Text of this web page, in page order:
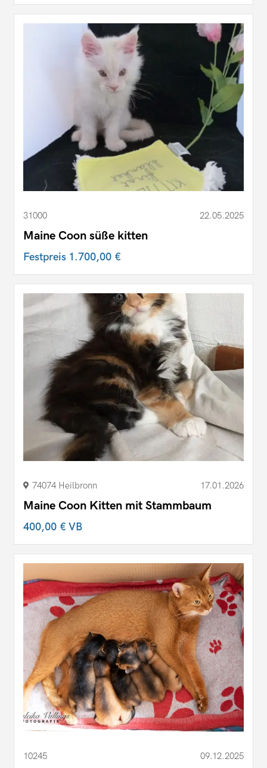
31000 22.05.2025
Maine Coon süße kitten
Festpreis 1.700,00 €
74074 Heilbronn 17.01.2026
Maine Coon Kitten mit Stammbaum
400,00 €VB
10245 09.12.2025